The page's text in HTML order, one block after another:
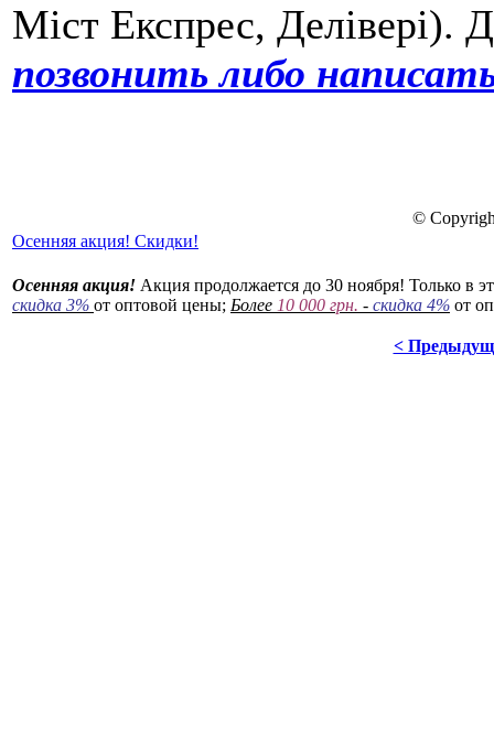
Міст Експрес, Делівері).
позвонить либо
©
Осенняя акция! Скидки!
Осенняя акция! Акция продолжается до 30 ноября! Только в
скидка 3% от оптовой цены; Более 10 000 грн. - скидка 4% от
<